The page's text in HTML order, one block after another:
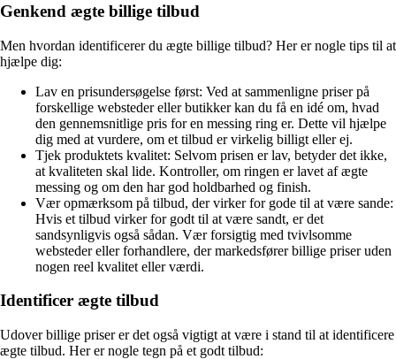
Genkend ægte billige tilbud
Men hvordan identificerer du ægte billige tilbud? Her er nogle tips til at
hjælpe dig:
Lav en prisundersøgelse først: Ved at sammenligne priser på
forskellige websteder eller butikker kan du få en idé om, hvad
den gennemsnitlige pris for en messing ring er. Dette vil hjælpe
dig med at vurdere, om et tilbud er virkelig billigt eller ej.
Tjek produktets kvalitet: Selvom prisen er lav, betyder det ikke,
at kvaliteten skal lide. Kontroller, om ringen er lavet af ægte
messing og om den har god holdbarhed og finish.
Vær opmærksom på tilbud, der virker for gode til at være sande:
Hvis et tilbud virker for godt til at være sandt, er det
sandsynligvis også sådan. Vær forsigtig med tvivlsomme
websteder eller forhandlere, der markedsfører billige priser uden
nogen reel kvalitet eller værdi.
Identificer ægte tilbud
Udover billige priser er det også vigtigt at være i stand til at identificere
ægte tilbud. Her er nogle tegn på et godt tilbud: